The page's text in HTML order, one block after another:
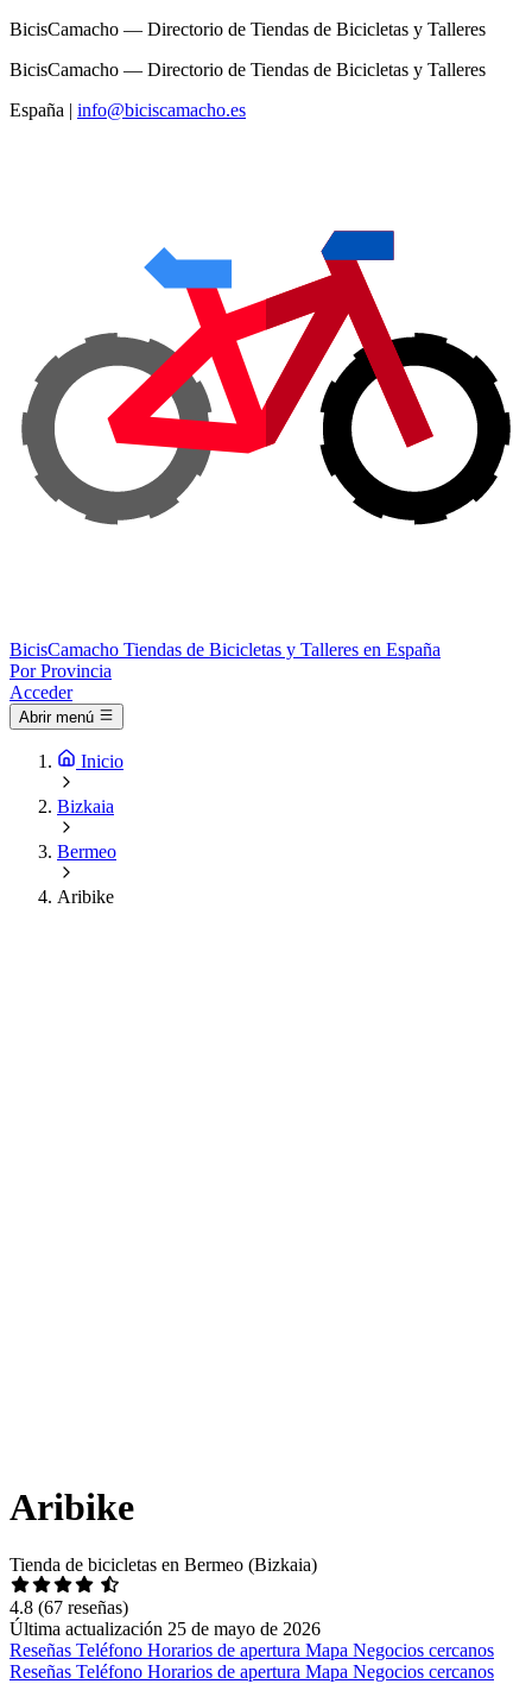
BicisCamacho — Directorio de Tiendas de Bicicletas y Talleres
BicisCamacho — Directorio de Tiendas de Bicicletas y Talleres
España | info@biciscamacho.es
BicisCamacho Tiendas de Bicicletas y Talleres en España
Por Provincia
Acceder
Abrir menú
Inicio
Bizkaia
Bermeo
Aribike
Aribike
Tienda de bicicletas en Bermeo (Bizkaia)
4.8 (67 reseñas)
Última actualización 25 de mayo de 2026
Reseñas Teléfono Horarios de apertura Mapa Negocios cercanos
Reseñas Teléfono Horarios de apertura Mapa Negocios cercanos